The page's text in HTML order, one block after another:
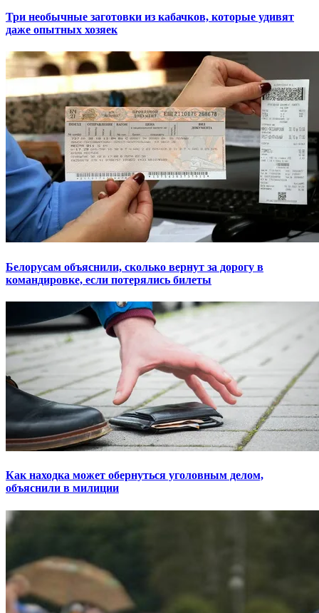
Три необычные заготовки из кабачков, которые удивят
даже опытных хозяек
Белорусам объяснили, сколько вернут за дорогу в
командировке, если потерялись билеты
Как находка может обернуться уголовным делом,
объяснили в милиции